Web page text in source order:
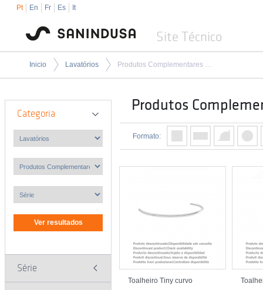
Pt En Fr Es It
Site Técnico
Inicio Lavatórios Produtos Complementares para Lavatórios
Categoria
Série
Produtos
Formato:
Toalheiro Tiny curvo